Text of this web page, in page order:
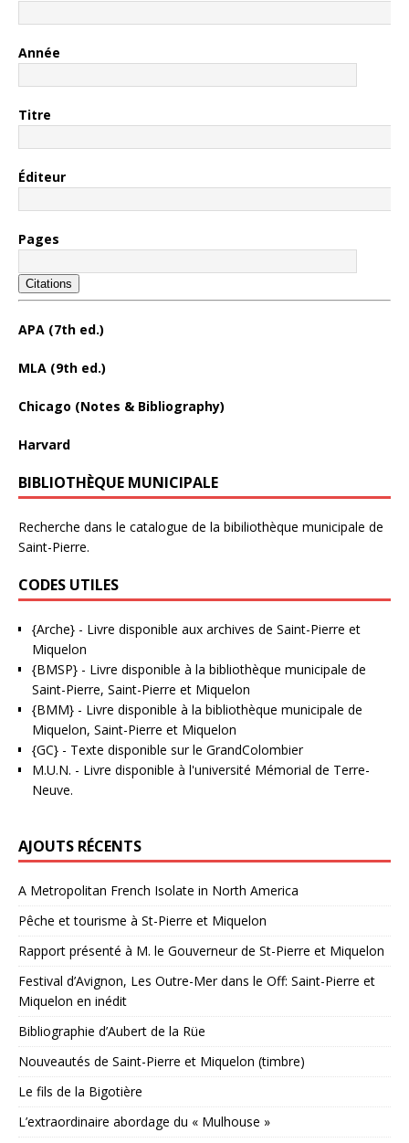
Année
Titre
Éditeur
Pages
Citations
APA (7th ed.)
MLA (9th ed.)
Chicago (Notes & Bibliography)
Harvard
BIBLIOTHÈQUE MUNICIPALE
Recherche dans le catalogue de la bibiliothèque municipale de
Saint-Pierre.
CODES UTILES
{Arche} - Livre disponible aux archives de Saint-Pierre et
Miquelon
{BMSP} - Livre disponible à la bibliothèque municipale de
Saint-Pierre, Saint-Pierre et Miquelon
{BMM} - Livre disponible à la bibliothèque municipale de
Miquelon, Saint-Pierre et Miquelon
{GC} - Texte disponible sur le GrandColombier
M.U.N. - Livre disponible à l'université Mémorial de Terre-
Neuve.
AJOUTS RÉCENTS
A Metropolitan French Isolate in North America
Pêche et tourisme à St-Pierre et Miquelon
Rapport présenté à M. le Gouverneur de St-Pierre et Miquelon
Festival d’Avignon, Les Outre-Mer dans le Off: Saint-Pierre et
Miquelon en inédit
Bibliographie d’Aubert de la Rüe
Nouveautés de Saint-Pierre et Miquelon (timbre)
Le fils de la Bigotière
L’extraordinaire abordage du « Mulhouse »